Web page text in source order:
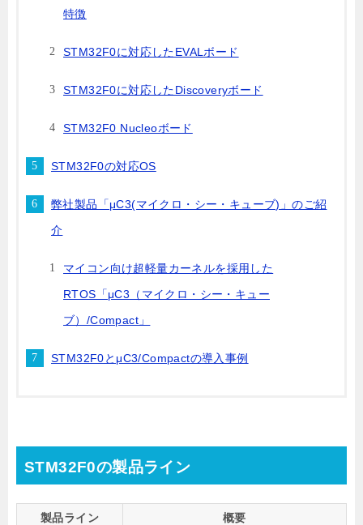
特徴
STM32F0に対応したEVALボード
STM32F0に対応したDiscoveryボード
STM32F0 Nucleoボード
STM32F0の対応OS
弊社製品「μC3(マイクロ・シー・キューブ)」のご紹
介
マイコン向け超軽量カーネルを採用した
RTOS「μC3（マイクロ・シー・キュー
ブ）/Compact」
STM32F0とμC3/Compactの導入事例
STM32F0の製品ライン
製品ライン 概要